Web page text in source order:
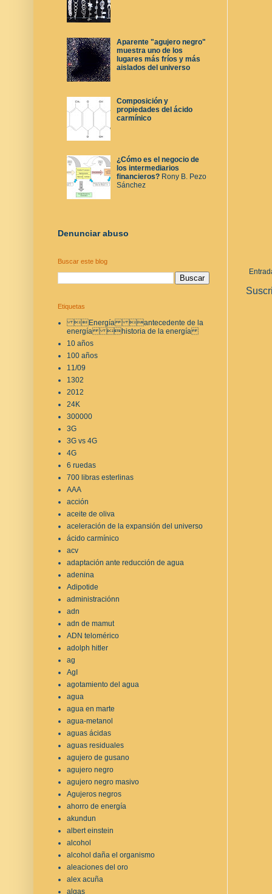
Aparente "agujero negro"
muestra uno de los
lugares más fríos y más
aislados del universo
Composición y
propiedades del ácido
carmínico
¿Cómo es el negocio de
los intermediarios
financieros?Rony B. Pezo
Sánchez
Denunciar abuso
Buscar este blog
Etiquetas
Energía antecedente de la
energía historia de la energía
10 años
100 años
11/09
1302
2012
24K
300000
3G
3G vs 4G
4G
6 ruedas
700 libras esterlinas
AAA
acción
aceite de oliva
aceleración de la expansión del universo
ácido carmínico
acv
adaptación ante reducción de agua
adenina
Adipotide
administraciónn
adn
adn de mamut
ADN telomérico
adolph hitler
ag
AgI
agotamiento del agua
agua
agua en marte
agua-metanol
aguas ácidas
aguas residuales
agujero de gusano
agujero negro
agujero negro masivo
Agujeros negros
ahorro de energía
akundun
albert einstein
alcohol
alcohol daña el organismo
aleaciones del oro
alex acuña
algas